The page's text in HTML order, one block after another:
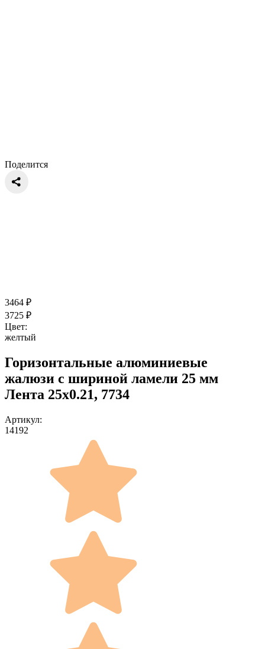
Поделится
3464 ₽
3725 ₽
Цвет:
желтый
Горизонтальные алюминиевые
жалюзи с шириной ламели 25 мм
Лента 25x0.21, 7734
Артикул:
14192